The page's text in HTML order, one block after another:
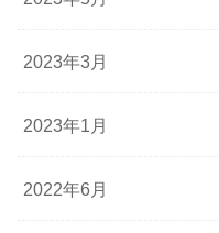
2023年3月
2023年1月
2022年6月